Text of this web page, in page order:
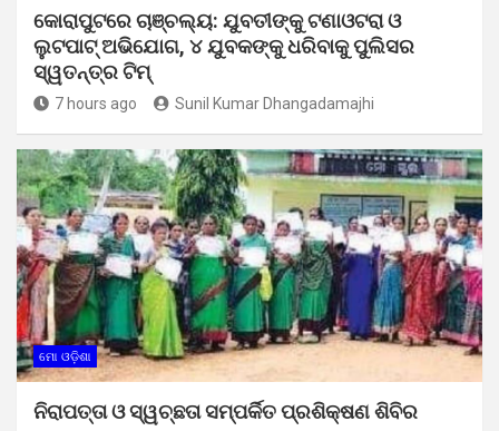
କୋରାପୁଟରେ ଚାଞ୍ଚଲ୍ୟ: ଯୁବତୀଙ୍କୁ ଟଣାଓଟରା ଓ
ଲୁଟପାଟ୍ ଅଭିଯୋଗ, ୪ ଯୁବକଙ୍କୁ ଧରିବାକୁ ପୁଲିସର
ସ୍ୱତନ୍ତ୍ର ଟିମ୍
7 hours ago Sunil Kumar Dhangadamajhi
ମୋ ଓଡ଼ିଶା
ନିରାପତ୍ତା ଓ ସ୍ୱଚ୍ଛତା ସମ୍ପର୍କିତ ପ୍ରଶିକ୍ଷଣ ଶିବିର